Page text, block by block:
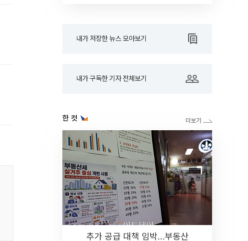
내가 저장한 뉴스 모아보기
내가 구독한 기자 전체보기
한 컷
추가 공급 대책 임박…부동산